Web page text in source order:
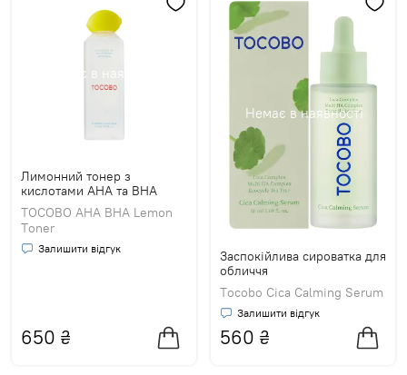
Немає в наявності
Лимонний тонер з
кислотами AHA та BHA
TOCOBO AHA BHA Lemon
Toner
Залишити відгук
650 ₴
Немає в наявності
Заспокійлива сироватка для
обличчя
Tocobo Cica Calming Serum
Залишити відгук
560 ₴